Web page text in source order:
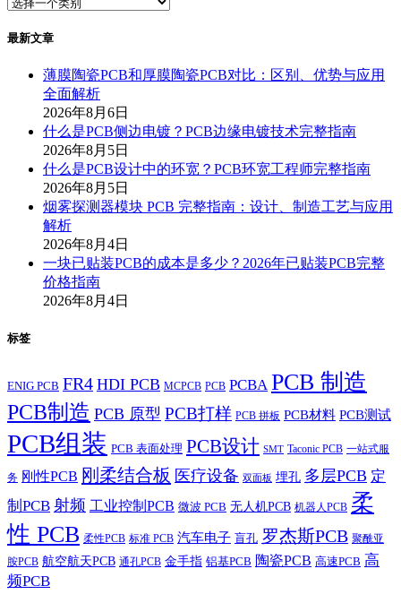
最新文章
薄膜陶瓷PCB和厚膜陶瓷PCB对比：区别、优势与应用
全面解析
2026年8月6日
什么是PCB侧边电镀？PCB边缘电镀技术完整指南
2026年8月5日
什么是PCB设计中的环宽？PCB环宽工程师完整指南
2026年8月5日
烟雾探测器模块 PCB 完整指南：设计、制造工艺与应用
解析
2026年8月4日
一块已贴装PCB的成本是多少？2026年已贴装PCB完整
价格指南
2026年8月4日
标签
ENIG PCB FR4 HDI PCB MCPCB PCB PCBA PCB 制造
PCB制造 PCB 原型 PCB打样 PCB 拼板 PCB材料 PCB测试
PCB组装 PCB 表面处理 PCB设计 SMT Taconic PCB 一站式服
务 刚性PCB 刚柔结合板 医疗设备 双面板 埋孔 多层PCB 定
制PCB 射频 工业控制PCB 微波 PCB 无人机PCB 机器人PCB 柔
性 PCB 柔性PCB 标准 PCB 汽车电子 盲孔 罗杰斯PCB 聚酰亚
胺PCB 航空航天PCB 通孔PCB 金手指 铝基PCB 陶瓷PCB 高速PCB 高
频PCB